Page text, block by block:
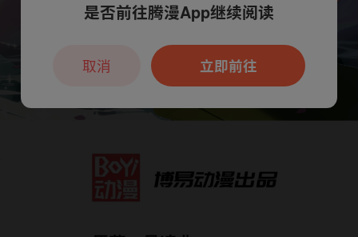
本章节仅支持App阅读，可打开App新用
户7天免费看
是否前往腾漫App继续阅读
立即前往
取消